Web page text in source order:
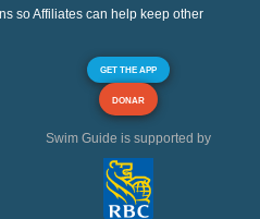
so Affiliates can help keep other
GET THE APP
DONAR
Swim Guide is supported by